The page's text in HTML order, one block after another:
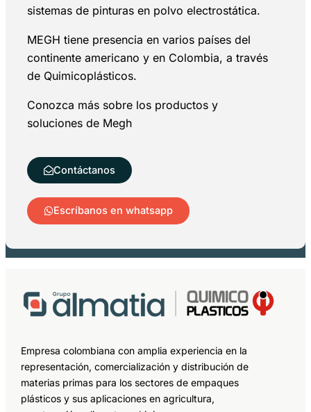
sistemas de pinturas en polvo electrostática.
MEGH tiene presencia en varios países del
continente americano y en Colombia, a través
de Quimicoplásticos.
Conozca más sobre los productos y
soluciones de Megh
Contáctanos
Escríbanos en whatsapp
Empresa colombiana con amplia experiencia en la
representación, comercialización y distribución de
materias primas para los sectores de empaques
plásticos y sus aplicaciones en agricultura,